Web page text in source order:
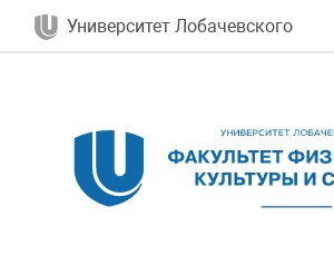
Университет Лобачевского